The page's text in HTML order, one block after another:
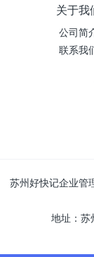
关于我
公司简
联系我
苏州好快记企业管
地址：苏